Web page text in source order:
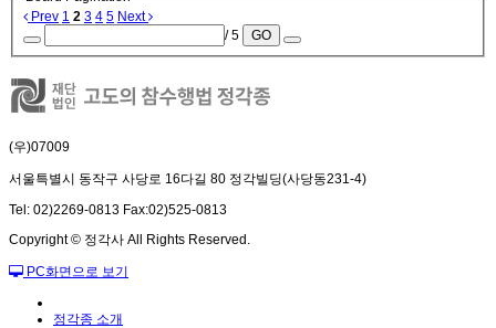
Prev 1 2 3 4 5 Next
/ 5
GO
(우)07009
서울특별시 동작구 사당로 16다길 80 정각빌딩(사당동231-4)
Tel: 02)2269-0813 Fax:02)525-0813
Copyright © 정각사 All Rights Reserved.
PC화면으로 보기
정각종 소개